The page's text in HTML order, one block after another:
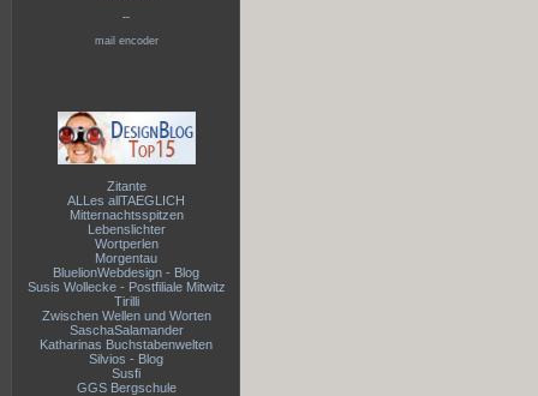
--
mail encoder
Zitante
ALLes allTAEGLICH
Mitternachtsspitzen
Lebenslichter
Wortperlen
Morgentau
BluelionWebdesign - Blog
Susis Wollecke - Postfiliale Mitwitz
Tirilli
Zwischen Wellen und Worten
SaschaSalamander
Katharinas Buchstabenwelten
Silvios - Blog
Susfi
GGS Bergschule